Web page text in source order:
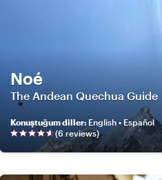
Noé
The Andean Quechua Guide
Konuştuğum diller: English • Español
(6 reviews)